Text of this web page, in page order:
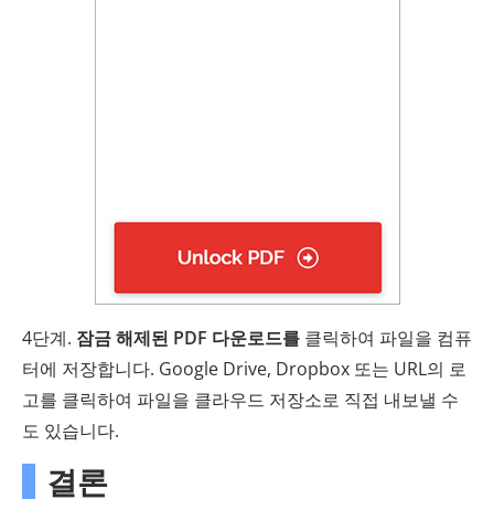
4단계. 잠금 해제된 PDF 다운로드를 클릭하여 파일을 컴퓨
터에 저장합니다. Google Drive, Dropbox 또는 URL의 로
고를 클릭하여 파일을 클라우드 저장소로 직접 내보낼 수
도 있습니다.
결론